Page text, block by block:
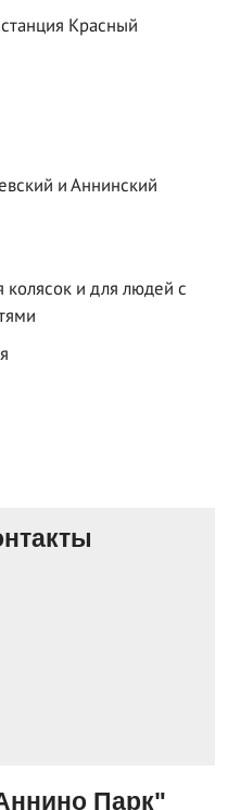
Красный
и Аннинский
и для людей с
Парк"